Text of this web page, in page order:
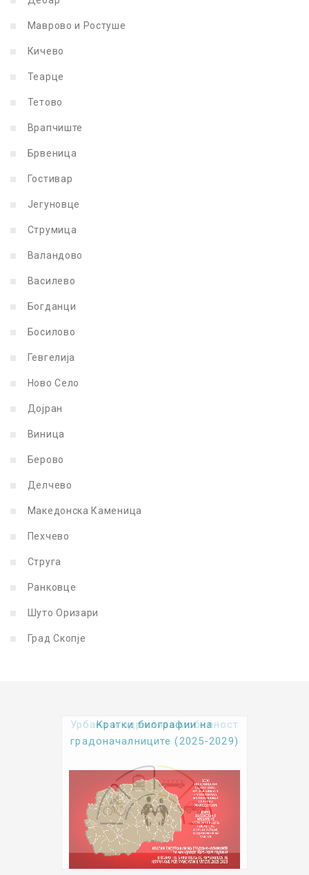
Маврово и Ростуше
Кичево
Теарце
Тетово
Врапчиште
Брвеница
Гостивар
Јегуновце
Струмица
Валандово
Василево
Богданци
Босилово
Гевгелија
Ново Село
Дојран
Виница
Берово
Делчево
Македонска Каменица
Пехчево
Струга
Ранковце
Шуто Оризари
Град Скопје
Урбана и одржлива мобилност
Kратки биографии на
градоначалниците (2025-2029)